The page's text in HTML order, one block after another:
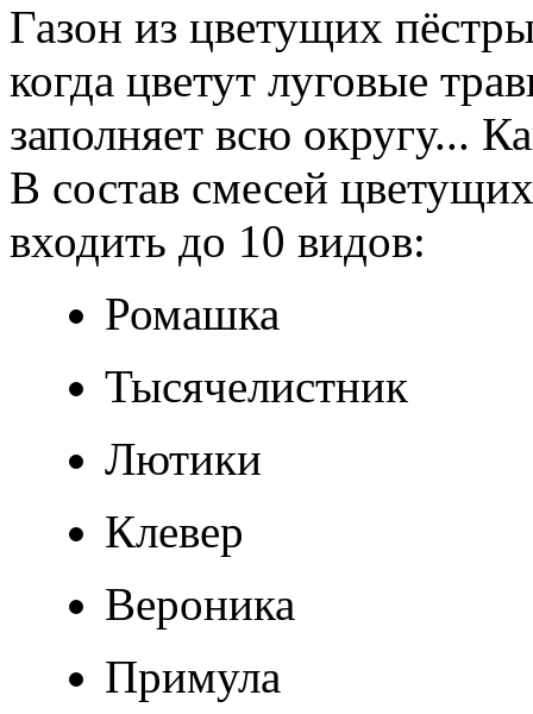
Газон из цветущих
когда цветут луговые
заполняет всю округу...
В состав смесей
входить до 10 видов:
Ромашка
Тысячелистник
Лютики
Клевер
Вероника
Примула